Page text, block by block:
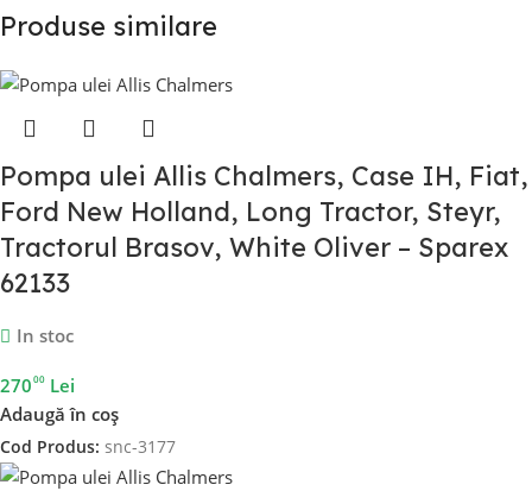
Produse similare
Pompa ulei Allis Chalmers, Case IH, Fiat,
Ford New Holland, Long Tractor, Steyr,
Tractorul Brasov, White Oliver – Sparex
62133
In stoc
27000 Lei
Adaugă în coș
Cod Produs: snc-3177